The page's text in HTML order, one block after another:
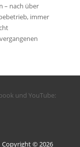
– nach über
immer
und YouTube:
Copyright © 2026